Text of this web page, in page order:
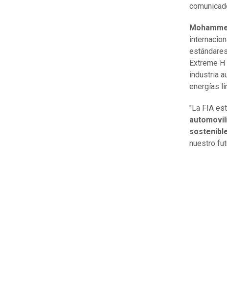
Extreme
industria
energías
"La FIA
nuestro